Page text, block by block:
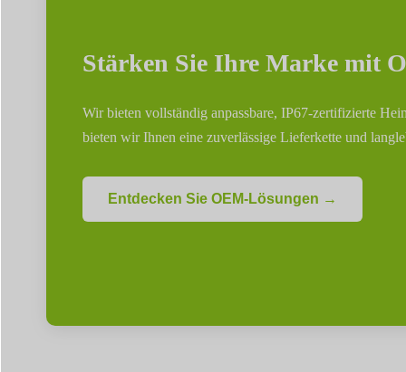
Stärken Sie Ihre Marke mit
Wir bieten vollständig anpassbare, IP67-zertifizierte
bieten wir Ihnen eine zuverlässige Lieferkette und
Entdecken Sie OEM-Lösungen →